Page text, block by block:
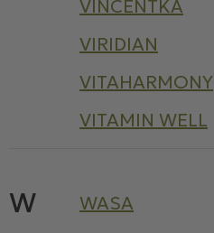
VINCENTKA
VIRIDIAN
VITAHARMONY
VITAMIN WELL
W WASA